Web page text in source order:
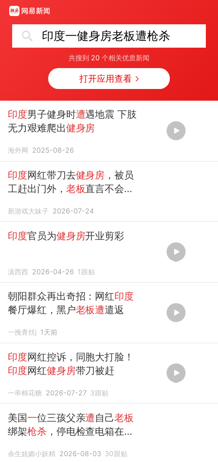
印度一健身房老板遭枪杀
共搜到 20 个相关优质新闻
打开应用查看
印度男子健身时遭遇地震 下肢
无力艰难爬出健身房
海外网 2025-08-26
印度网红带刀去健身房 ，被员
工赶出门外， 老板直言不会处
新游戏大妹子 2026-07-24
印度官员为健身房开业剪彩
滇西西 2026-04-26 1 跟贴
朝阳群众再出奇招：网红印度
餐厅爆红，黑户老板遭遣返
一挽青丝j 1天前
印度网红控诉，同胞大打脸！
印度网红健身房带刀被赶
一串棉花糖 2026-07-27 3跟贴
美国一位三孩父亲遭自己老板
绑架枪杀，停电检查电箱在屋
余生妩媚小妖精 2026-08-03 30跟贴